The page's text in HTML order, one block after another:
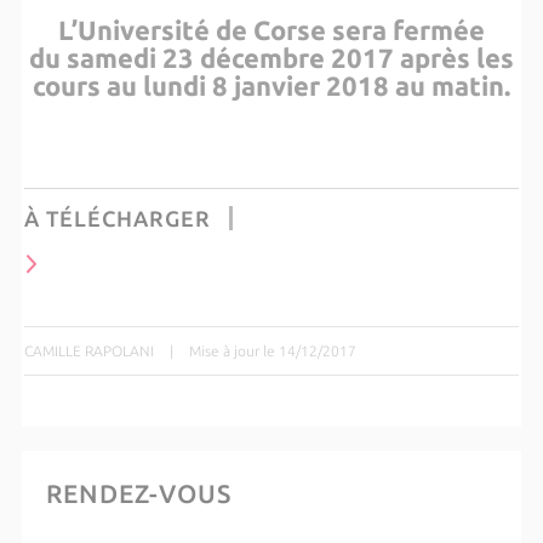
L’Université de Corse sera fermée
du samedi 23 décembre 2017 après les
cours au lundi 8 janvier 2018 au matin.
À TÉLÉCHARGER
CAMILLE RAPOLANI | Mise à jour le 14/12/2017
RENDEZ-VOUS